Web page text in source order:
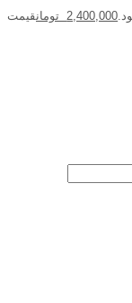
2,400,000 تومانقیمت